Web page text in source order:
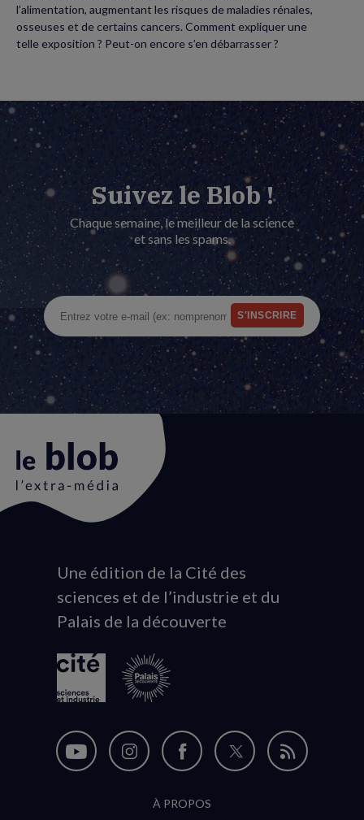
l’alimentation, augmentant les risques de maladies rénales,
osseuses et de certains cancers. Comment expliquer une
telle exposition ? Peut-on encore s’en débarrasser ?
Suivez le Blob !
Chaque semaine, le meilleur de la science
et sans les spams.
Animation
du
logo
Une édition de la Cité des
sciences et de l’industrie et du
Palais de la découverte
Nous
Nous
Nous
sur
Nous
Flux
À PROPOS